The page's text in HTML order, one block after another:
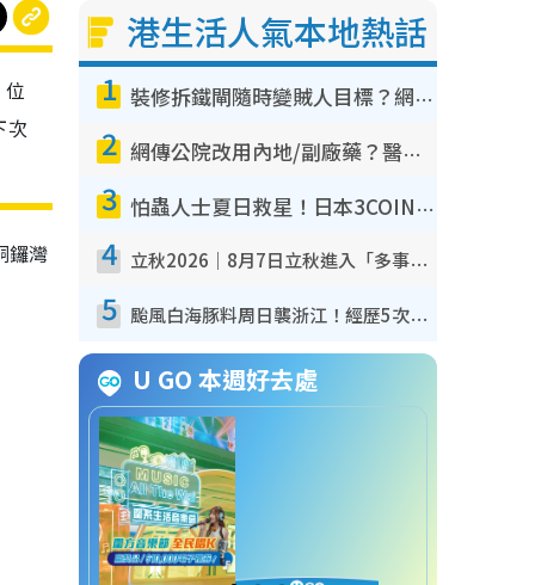
次
鑼灣
港生活人氣本地熱話
1 裝修拆鐵閘隨時變賊人目標？網民揭2大關鍵用途：裝新式等於白裝？附新舊鐵閘分別
2 網傳公院改用內地/副廠藥？醫生拆解正副廠分別 揭4類人換藥隨時出事
3 怕蟲人士夏日救星！日本3COINS爆紅驅蟲神器$45起 1招「全程免觸碰」輕鬆搞定小強
4 立秋2026｜8月7日立秋進入「多事之秋」 3件事唔做得！專家教6招開運 清枱頭／銀包納氣接好運
5 颱風白海豚料周日襲浙江！經歷5次「眼牆置換」極罕見 成登陸內地最長途颱風
U GO 本週好去處